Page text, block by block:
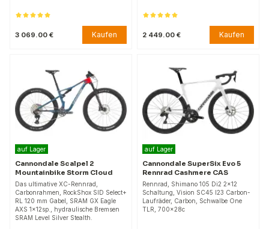
3 069.00 € Kaufen 2 449.00 € Kaufen
auf Lager
Cannondale Scalpel 2
Mountainbike Storm Cloud
Das ultimative XC-Rennrad,
Carbonrahmen, RockShox SID Select+
RL 120 mm Gabel, SRAM GX Eagle
AXS 1x12sp., hydraulische Bremsen
SRAM Level Silver Stealth.
auf Lager
Cannondale SuperSix Evo 5
Rennrad Cashmere CAS
Rennrad, Shimano 105 Di2 2x12
Schaltung, Vision SC45 I23 Carbon-
Laufräder, Carbon, Schwalbe One
TLR, 700x28c